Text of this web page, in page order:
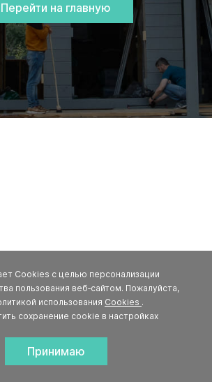
Перейти на главную
Cookies с целью персонализации
пользования веб‑сайтом. Пожалуйста,
использования Cookies .
сохранение cookie в настройках
Принимаю